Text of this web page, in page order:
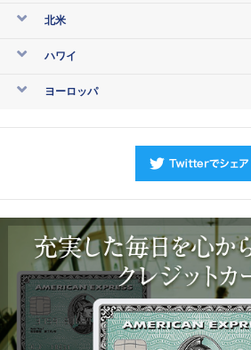
北米
ハワイ
ヨーロッパ